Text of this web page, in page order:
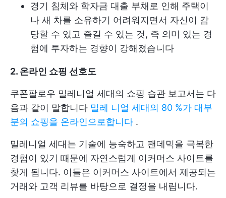
경기 침체와 학자금 대출 부채로 인해 주택이
나 새 차를 소유하기 어려워지면서 자신이 감
당할 수 있고 즐길 수 있는 것, 즉 의미 있는 경
험에 투자하는 경향이 강해졌습니다
2. 온라인 쇼핑 선호도
쿠폰팔로우 밀레니얼 세대의 쇼핑 습관 보고서는 다
음과 같이 말합니다 밀레 니얼 세대의 80 %가 대부
분의 쇼핑을 온라인으로합니다 .
밀레니얼 세대는 기술에 능숙하고 팬데믹을 극복한
경험이 있기 때문에 자연스럽게 이커머스 사이트를
찾게 됩니다. 이들은 이커머스 사이트에서 제공되는
거래와 고객 리뷰를 바탕으로 결정을 내립니다.